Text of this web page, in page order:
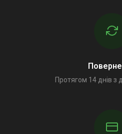
Протягом 14 днів з